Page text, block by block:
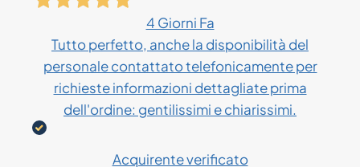
4 Giorni Fa
Tutto perfetto, anche la disponibilità del
personale contattato telefonicamente per
richieste informazioni dettagliate prima
dell'ordine: gentilissimi e chiarissimi.
Acquirente verificato